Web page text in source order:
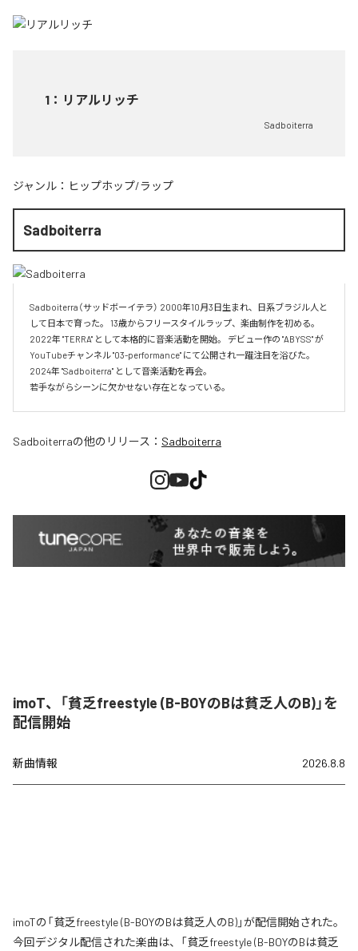
1 ： リアルリッチ
Sadboiterra
ジャンル： ヒップホップ/ラップ
Sadboiterra
Sadboiterra（サッドボーイテラ） 2000年10月3日生まれ、日系ブラジル人と
して日本で育った。 13歳からフリースタイルラップ、楽曲制作を初める。
2022年 "TERRA" として本格的に音楽活動を開始。 デビュー作の "ABYSS" が
YouTubeチャンネル "03-performance" にて公開され一躍注目を浴びた。
2024年 "Sadboiterra" として音楽活動を再会。
若手ながらシーンに欠かせない存在となっている。
Sadboiterraの他のリリース： Sadboiterra
imoT、「貧乏freestyle (B-BOYのBは貧乏人のB)」を
配信開始
新曲情報 2026.8.8
imoTの「貧乏freestyle (B-BOYのBは貧乏人のB)」が配信開始された。
今回デジタル配信された楽曲は、「貧乏freestyle (B-BOYのBは貧乏